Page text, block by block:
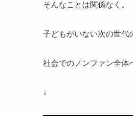
そんなことは関係なく。
子どもがいない次の世代
社会でのノンファン全体
↓